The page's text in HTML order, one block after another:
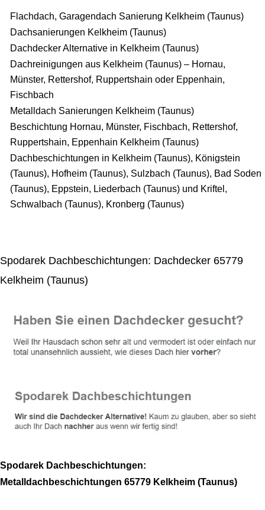
Flachdach, Garagendach Sanierung Kelkheim (Taunus)
Dachsanierungen Kelkheim (Taunus)
Dachdecker Alternative in Kelkheim (Taunus)
Dachreinigungen aus Kelkheim (Taunus) – Hornau,
Münster, Rettershof, Ruppertshain oder Eppenhain,
Fischbach
Metalldach Sanierungen Kelkheim (Taunus)
Beschichtung Hornau, Münster, Fischbach, Rettershof,
Ruppertshain, Eppenhain Kelkheim (Taunus)
Dachbeschichtungen in Kelkheim (Taunus), Königstein
(Taunus), Hofheim (Taunus), Sulzbach (Taunus), Bad Soden
(Taunus), Eppstein, Liederbach (Taunus) und Kriftel,
Schwalbach (Taunus), Kronberg (Taunus)
Spodarek Dachbeschichtungen: Dachdecker 65779
Kelkheim (Taunus)
Spodarek Dachbeschichtungen:
Metalldachbeschichtungen 65779 Kelkheim (Taunus)